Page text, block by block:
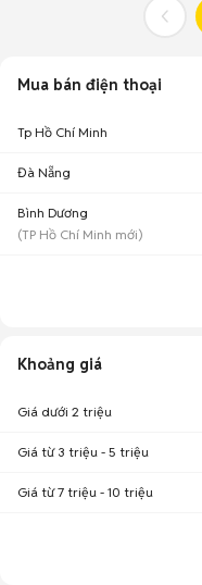
Mua bán điện thoại
Tp Hồ Chí Minh
Đà Nẵng
Bình Dương
(TP Hồ Chí Minh mới)
Khoảng giá
Giá dưới 2 triệu
Giá từ 3 triệu - 5 triệu
Giá từ 7 triệu - 10 triệu